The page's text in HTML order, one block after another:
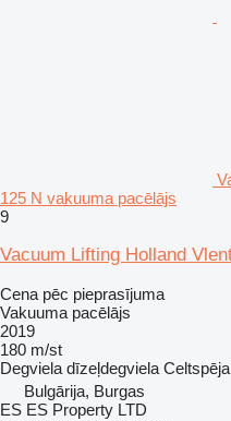
125 N vakuuma pacēlājs
9
Vacuum Lifting Holland
Cena pēc pieprasījuma
Vakuuma pacēlājs
2019
180 m/st
Degviela dīzeļdegviela Celtspēja
Bulgārija, Burgas
ES ES Property LTD